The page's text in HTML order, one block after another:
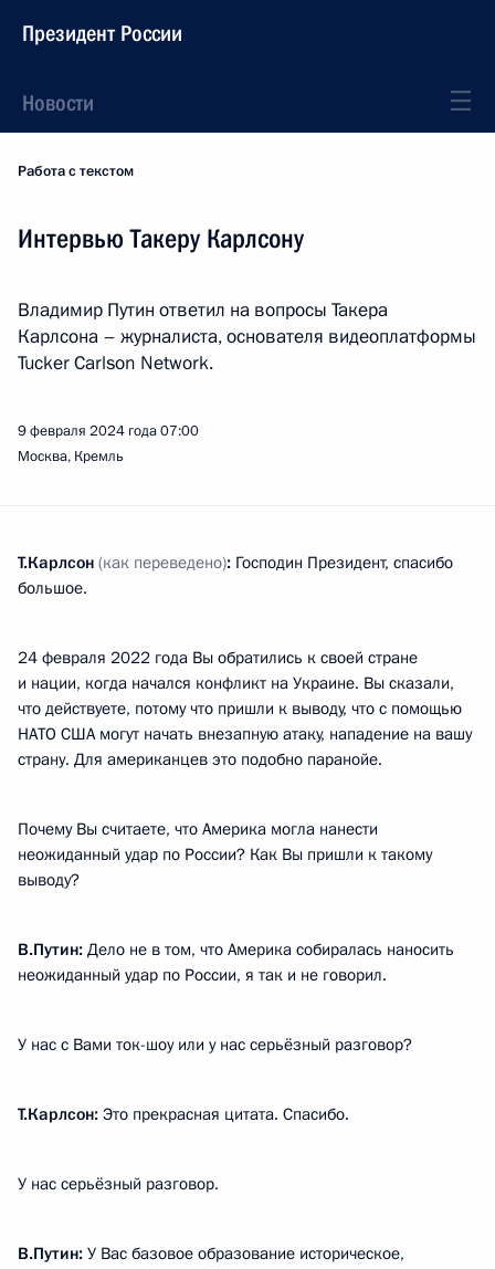
Президент России
Новости
Работа с текстом
Интервью Такеру Карлсону
Владимир Путин ответил на вопросы Такера
Карлсона – журналиста, основателя видеоплатформы
Tucker Carlson Network.
9 февраля 2024 года07:00
Москва, Кремль
Т.Карлсон (как переведено): Господин Президент, спасибо
большое.
24 февраля 2022 года Вы обратились к своей стране
и нации, когда начался конфликт на Украине. Вы сказали,
что действуете, потому что пришли к выводу, что с помощью
НАТО США могут начать внезапную атаку, нападение на вашу
страну. Для американцев это подобно паранойе.
Почему Вы считаете, что Америка могла нанести
неожиданный удар по России? Как Вы пришли к такому
выводу?
В.Путин: Дело не в том, что Америка собиралась наносить
неожиданный удар по России, я так и не говорил.
У нас с Вами ток-шоу или у нас серьёзный разговор?
Т.Карлсон: Это прекрасная цитата. Спасибо.
У нас серьёзный разговор.
В.Путин: У Вас базовое образование историческое,